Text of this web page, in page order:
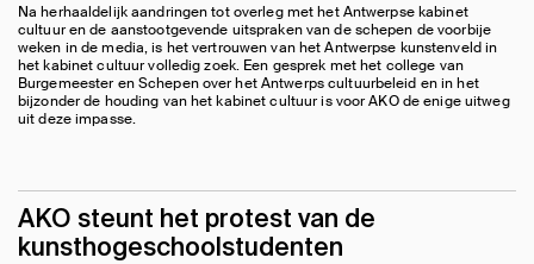
Na herhaaldelijk aandringen tot overleg met het Antwerpse kabinet
cultuur en de aanstootgevende uitspraken van de schepen de voorbije
weken in de media, is het vertrouwen van het Antwerpse kunstenveld in
het kabinet cultuur volledig zoek. Een gesprek met het college van
Burgemeester en Schepen over het Antwerps cultuurbeleid en in het
bijzonder de houding van het kabinet cultuur is voor AKO de enige uitweg
uit deze impasse.
AKO steunt het protest van de
kunsthogeschoolstudenten